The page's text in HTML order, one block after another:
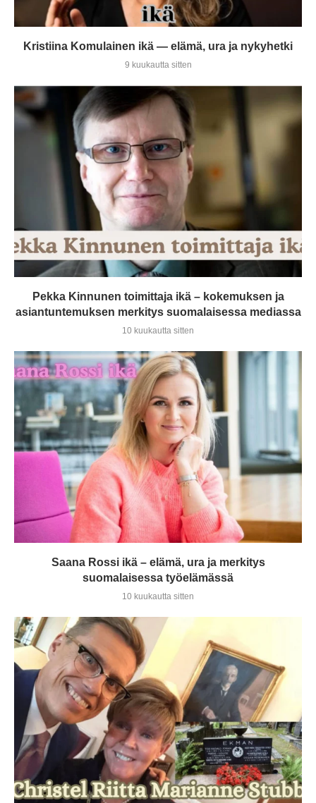
Kristiina Komulainen ikä — elämä, ura ja nykyhetki
9 kuukautta sitten
Pekka Kinnunen toimittaja ikä – kokemuksen ja
asiantuntemuksen merkitys suomalaisessa mediassa
10 kuukautta sitten
Saana Rossi ikä – elämä, ura ja merkitys
suomalaisessa työelämässä
10 kuukautta sitten